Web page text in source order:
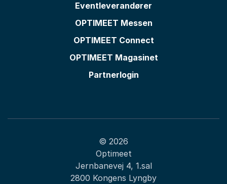
Eventleverandører
OPTIMEET Messen
OPTIMEET Connect
OPTIMEET Magasinet
Partnerlogin
© 2026
Optimeet
Jernbanevej 4, 1.sal
2800 Kongens Lyngby